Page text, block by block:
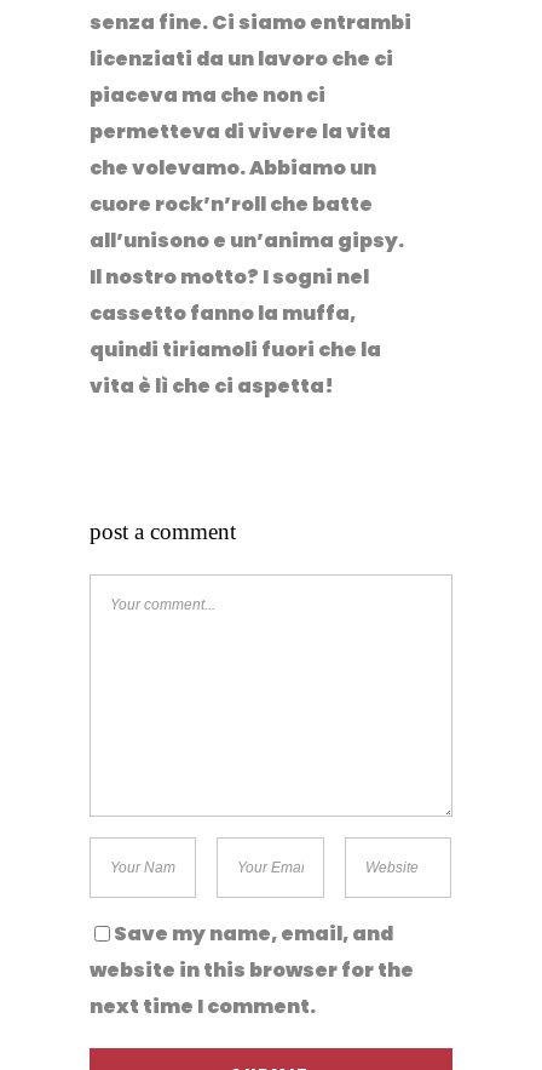
senza fine. Ci siamo entrambi
licenziati da un lavoro che ci
piaceva ma che non ci
permetteva di vivere la vita
che volevamo. Abbiamo un
cuore rock’n’roll che batte
all’unisono e un’anima gipsy.
Il nostro motto? I sogni nel
cassetto fanno la muffa,
quindi tiriamoli fuori che la
vita è lì che ci aspetta!
post a comment
Save my name, email, and
website in this browser for the
next time I comment.